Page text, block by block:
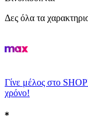
Δες όλα τα
Γίνε μέλος στο
χρόνο!